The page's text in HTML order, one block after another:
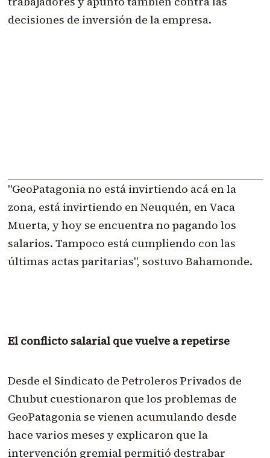
decisiones de inversión de la empresa.
"GeoPatagonia no está invirtiendo acá en la
zona, está invirtiendo en Neuquén, en Vaca
Muerta, y hoy se encuentra no pagando los
salarios. Tampoco está cumpliendo con las
últimas actas paritarias", sostuvo Bahamonde.
El conflicto salarial que vuelve a repetirse
Desde el Sindicato de Petroleros Privados de
Chubut cuestionaron que los problemas de
GeoPatagonia se vienen acumulando desde
hace varios meses y explicaron que la
intervención gremial permitió destrabar